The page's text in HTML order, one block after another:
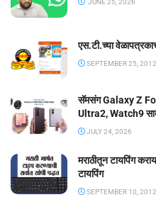
एस.टी.च्या
SEPTEMBER 25, 2012
सॅमसंग Galaxy Z
Ultra2, Watch9
JULY 24, 2026
मराठीतून टायपिंग
टायपिंग
SEPTEMBER 10, 2012